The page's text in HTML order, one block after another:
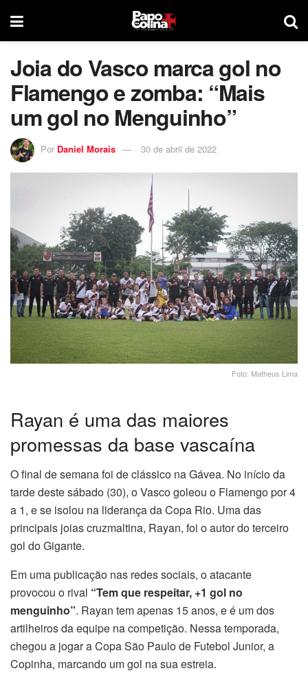
Joia do Vasco marca gol no
Flamengo e zomba: “Mais
um gol no Menguinho”
Por Daniel Morais 30 de abril de 2022
Foto: Matheus Lima
Rayan é uma das maiores
promessas da base vascaína
O final de semana foi de clássico na Gávea. No início da
tarde deste sábado (30), o Vasco goleou o Flamengo por 4
a 1, e se isolou na liderança da Copa Rio. Uma das
principais joias cruzmaltina, Rayan, foi o autor do terceiro
gol do Gigante.
Em uma publicação nas redes sociais, o atacante
provocou o rival “Tem que respeitar, +1 gol no
menguinho”. Rayan tem apenas 15 anos, e é um dos
artilheiros da equipe na competição. Nessa temporada,
chegou a jogar a Copa São Paulo de Futebol Junior, a
Copinha, marcando um gol na sua estreia.